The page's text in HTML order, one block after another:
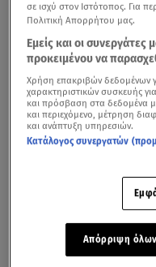
σε ισχύ στον Ιστότοπος. Για
Πολιτική Απορρήτου μας.
Εμείς και οι
προκειμένου να
Χρήση επακριβών δεδομένων
χαρακτηριστικών συσκευής
και πρόσβαση στα δεδομένα
και περιεχόμενο, μέτρηση
και ανάπτυξη υπηρεσιών.
Κατάλογος συνεργατών
Απόρριψη όλων